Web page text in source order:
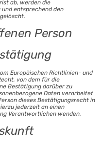
ab, werden die
entsprechend den
Person
Europäischen Richtlinien- und
von dem für die
Bestätigung darüber zu
Daten verarbeitet
dieses Bestätigungsrecht in
jederzeit an einen
Verantwortlichen wenden.